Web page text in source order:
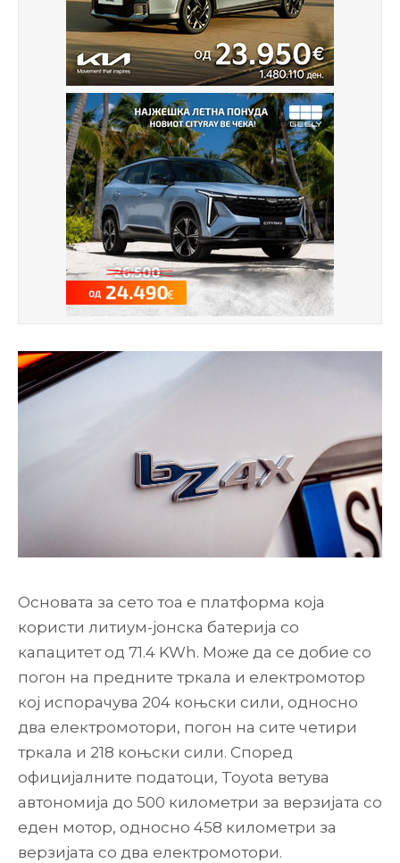
Основата за сето тоа е платформа која
користи литиум-јонска батерија со
капацитет од 71.4 KWh. Може да се добие со
погон на предните тркала и електромотор
кој испорачува 204 коњски сили, односно
два електромотори, погон на сите четири
тркала и 218 коњски сили. Според
официјалните податоци, Toyota ветува
автономија до 500 километри за верзијата со
еден мотор, односно 458 километри за
верзијата со два електромотори.